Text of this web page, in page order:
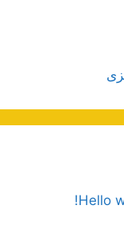
Hello